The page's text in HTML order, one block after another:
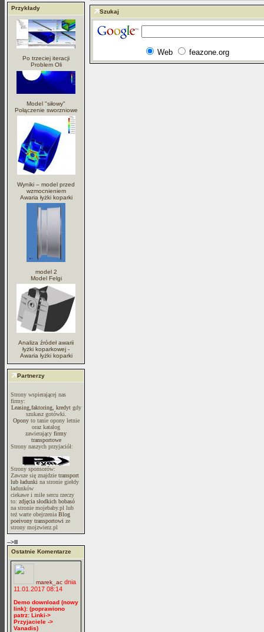
Przykłady
Po trzeciej iteracji
Problem Oli
Model "siłowy"
Połączenie sworzniowe
Wyniki – model przed
wzmocnieniem
Awaria łyżki koparki
model 2
Model Felgi
Analiza źródeł awarii
łyżki koparkowej -
Awaria łyżki koparki
Partnerzy
Strony wspierającej nas
firmy:
Leasing,faktoring, kredytgdy
szukasz gotówki.
Oponyto tanie opony letnie
oraz katalog
zawierający firmy
transportowe
Strony naszych przyjaciół:
Strony sponsorów:
Zawsze się znajdzie transport
lub ładunki na stronie giełdy
ładunków
ciekawe i miłe sercu rzeczy
to: zdjęcia słodkich bobasó
na stronie mojebaby.pl lub
też warte obejrzenia Blog
poeivony transportowi ze
strony mojzwierz.pl
-->lll
Ostatnie Komentarze
marek_ac dnia
11.01.2017 08:14
Demo download (nowy
link): (poprawiono
patrz: Linki->
Przyjaciele ->
Vanadis)
Szukaj
Web feazone.org